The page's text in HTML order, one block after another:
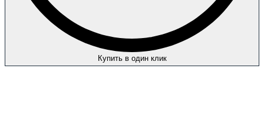
Купить в один клик